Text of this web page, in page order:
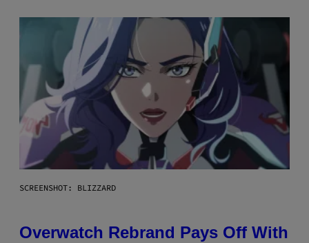
SCREENSHOT: BLIZZARD
Overwatch Rebrand Pays Off With